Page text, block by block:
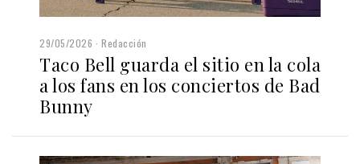
29/05/2026 Redacción
Taco Bell guarda el sitio en la cola
a los fans en los conciertos de Bad
Bunny